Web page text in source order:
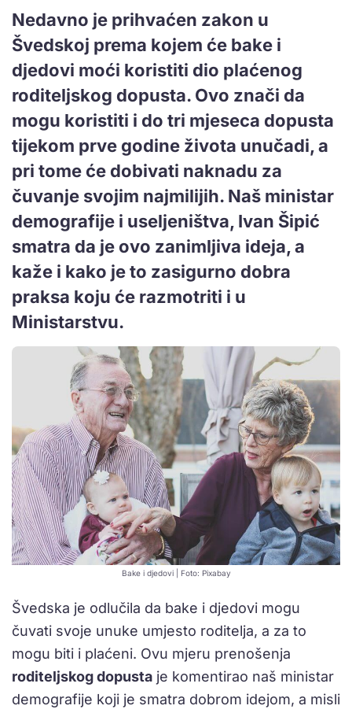
Nedavno je prihvaćen zakon u
Švedskoj prema kojem će bake i
djedovi moći koristiti dio plaćenog
roditeljskog dopusta. Ovo znači da
mogu koristiti i do tri mjeseca dopusta
tijekom prve godine života unučadi, a
pri tome će dobivati naknadu za
čuvanje svojim najmilijih. Naš ministar
demografije i useljeništva, Ivan Šipić
smatra da je ovo zanimljiva ideja, a
kaže i kako je to zasigurno dobra
praksa koju će razmotriti i u
Ministarstvu.
Bake i djedovi | Foto: Pixabay
Švedska je odlučila da bake i djedovi mogu
čuvati svoje unuke umjesto roditelja, a za to
mogu biti i plaćeni. Ovu mjeru prenošenja
roditeljskog dopusta je komentirao naš ministar
demografije koji je smatra dobrom idejom, a misli